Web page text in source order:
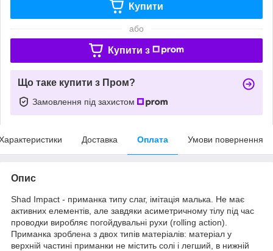
Купити
або
Купити з
Що таке купити з Пром?
Замовлення під захистом
Доставка Оплата Умови повернення
Опис
Shad Impact - приманка типу слаг, імітація малька. Не має
активних елементів, але завдяки асиметричному тілу під час
проводки виробляє погойдувальні рухи (rolling action).
Приманка зроблена з двох типів матеріалів: матеріал у
верхній частині приманки не містить солі і легший, в нижній